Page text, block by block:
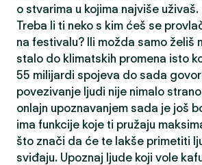
o stvarima u kojima najviše uživaš.
Treba li ti neko s kim ćeš se
na festivalu? Ili možda samo želiš
stalo do klimatskih promena isto
55 milijardi spojeva do sada
povezivanje ljudi nije nimalo
onlajn upoznavanjem sada je još
ima funkcije koje ti pružaju
što znači da će te lakše primetiti
sviđaju. Upoznaj ljude koji vole